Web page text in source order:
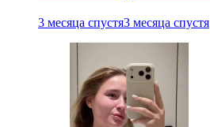
3 месяца спустя3 месяца спустя